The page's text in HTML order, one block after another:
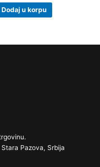
Dodaj u korpu
Pazova, Srbija